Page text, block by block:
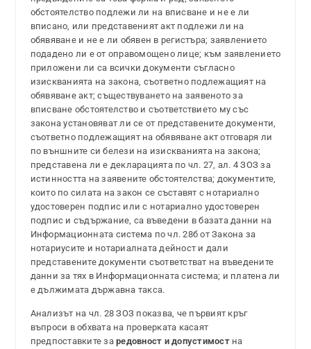
обстоятелство подлежи ли на вписване и не е ли
вписано, или представеният акт подлежи ли на
обявяване и не е ли обявен в регистъра; заявлението
подадено ли е от оправомощено лице; към заявлението
приложени ли са всички документи съгласно
изискванията на закона, съответно подлежащият на
обявяване акт; съществуването на заявеното за
вписване обстоятелство и съответствието му със
закона установяват ли се от представените документи,
съответно подлежащият на обявяване акт отговаря ли
по външните си белези на изискванията на закона;
представена ли е декларацията по чл. 27, ал. 4 ЗОЗ за
истинността на заявените обстоятелства; документите,
които по силата на закон се съставят с нотариално
удостоверен подпис или с нотариално удостоверен
подпис и съдържание, са въведени в базата данни на
Информационната система по чл. 28б от Закона за
нотариусите и нотариалната дейност и дали
представените документи съответстват на въведените
данни за тях в Информационната система; и платена ли
е дължимата държавна такса.
Анализът на чл. 28 ЗОЗ показва, че първият кръг
въпроси в обхвата на проверката касаят
предпоставките заредовност и допустимостна